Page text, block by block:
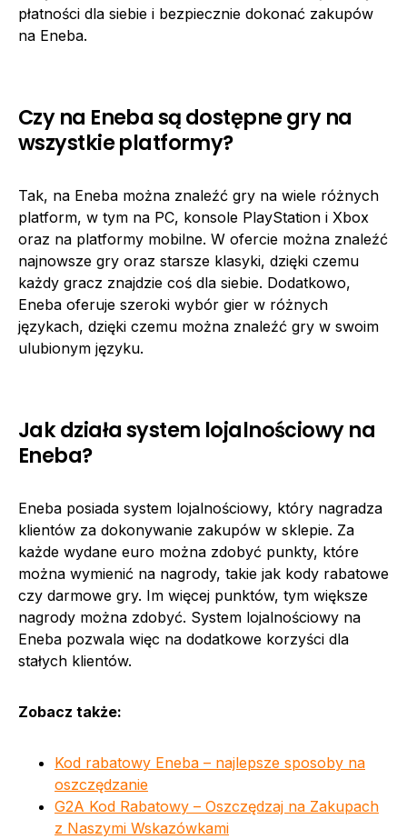
płatności dla siebie i bezpiecznie dokonać zakupów
na Eneba.
Czy na Eneba są dostępne gry na
wszystkie platformy?
Tak, na Eneba można znaleźć gry na wiele różnych
platform, w tym na PC, konsole PlayStation i Xbox
oraz na platformy mobilne. W ofercie można znaleźć
najnowsze gry oraz starsze klasyki, dzięki czemu
każdy gracz znajdzie coś dla siebie. Dodatkowo,
Eneba oferuje szeroki wybór gier w różnych
językach, dzięki czemu można znaleźć gry w swoim
ulubionym języku.
Jak działa system lojalnościowy na
Eneba?
Eneba posiada system lojalnościowy, który nagradza
klientów za dokonywanie zakupów w sklepie. Za
każde wydane euro można zdobyć punkty, które
można wymienić na nagrody, takie jak kody rabatowe
czy darmowe gry. Im więcej punktów, tym większe
nagrody można zdobyć. System lojalnościowy na
Eneba pozwala więc na dodatkowe korzyści dla
stałych klientów.
Zobacz także:
Kod rabatowy Eneba – najlepsze sposoby na
oszczędzanie
G2A Kod Rabatowy – Oszczędzaj na Zakupach
z Naszymi Wskazówkami